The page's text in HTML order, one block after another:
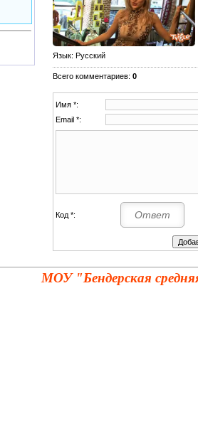
Язык: Русский
Всего комментариев: 0
Имя *:
Email *:
Код *:
МОУ "Бендерская